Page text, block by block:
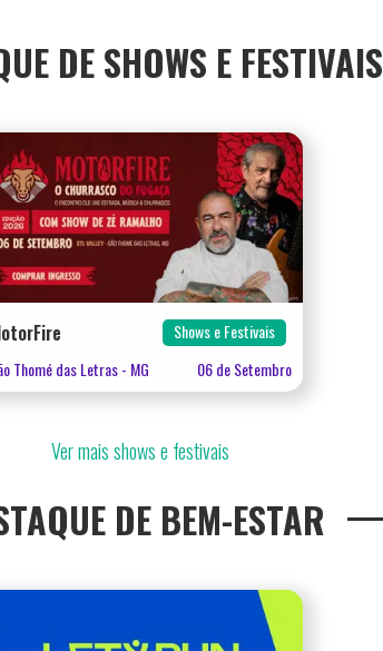
DE SHOWS E FESTIVAIS
Shows e Festivais
Thomé das Letras - MG
06 de Setembro
Ver maisshows e festivais
DE BEM-ESTAR